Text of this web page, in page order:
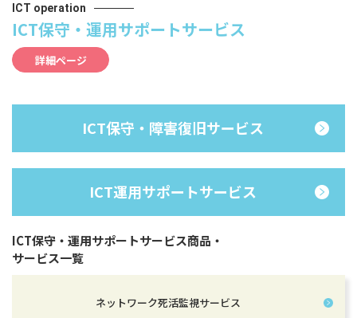
ICT operation
ICT保守・運用サポートサービス
詳細ページ
ICT保守・障害復旧サービス
ICT運用サポートサービス
ICT保守・運用サポートサービス商品・
サービス一覧
ネットワーク死活監視サービス